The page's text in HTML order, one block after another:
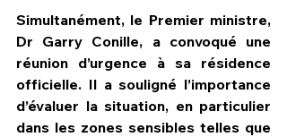
Simultanément, le Premier ministre,
Dr Garry Conille, a convoqué une
réunion d’urgence à sa résidence
officielle. Il a souligné l’importance
d’évaluer la situation, en particulier
dans les zones sensibles telles que